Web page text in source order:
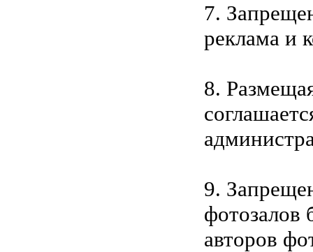
7.
реклама и
8.
9.
фотозалов
авторов